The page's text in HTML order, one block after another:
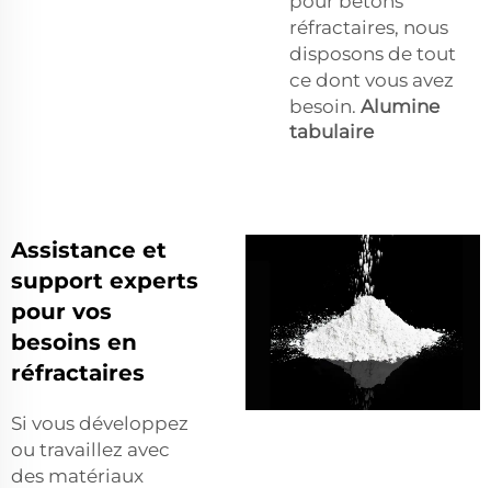
réfractaires, nous
disposons de tout
ce dont vous avez
besoin. Alumine
tabulaire
Assistance et
support experts
pour vos
besoins en
réfractaires
Si vous développez
ou travaillez avec
des matériaux